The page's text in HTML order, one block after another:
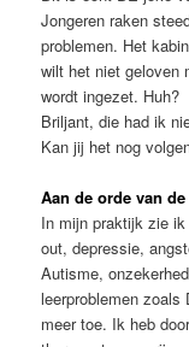
Jongeren raken
problemen. Het
wilt het niet geloven
wordt ingezet. Huh?
Briljant, die had ik
Kan jij het nog
Aan de orde van de
In mijn praktijk zie
out, depressie,
Autisme,
leerproblemen
meer toe. Ik heb